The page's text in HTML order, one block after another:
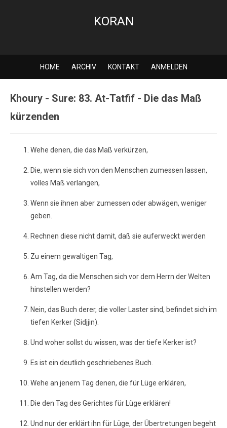
KORAN
HOME ARCHIV KONTAKT ANMELDEN
Khoury - Sure: 83. At-Tatfif - Die das Maß
kürzenden
Wehe denen, die das Maß verkürzen,
Die, wenn sie sich von den Menschen zumessen lassen,
volles Maß verlangen,
Wenn sie ihnen aber zumessen oder abwägen, weniger
geben.
Rechnen diese nicht damit, daß sie auferweckt werden
Zu einem gewaltigen Tag,
Am Tag, da die Menschen sich vor dem Herrn der Welten
hinstellen werden?
Nein, das Buch derer, die voller Laster sind, befindet sich im
tiefen Kerker (Sidjjin).
Und woher sollst du wissen, was der tiefe Kerker ist?
Es ist ein deutlich geschriebenes Buch.
Wehe an jenem Tag denen, die für Lüge erklären,
Die den Tag des Gerichtes für Lüge erklären!
Und nur der erklärt ihn für Lüge, der Übertretungen begeht